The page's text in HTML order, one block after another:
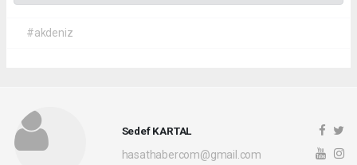
#akdeniz
Sedef KARTAL
hasathabercom@gmail.com